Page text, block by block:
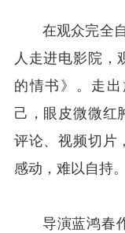
在观众完全
人走进电影院，
的情书》。走
己，眼皮微微红
评论、视频切片
感动，难以自持。
导演蓝鸿春